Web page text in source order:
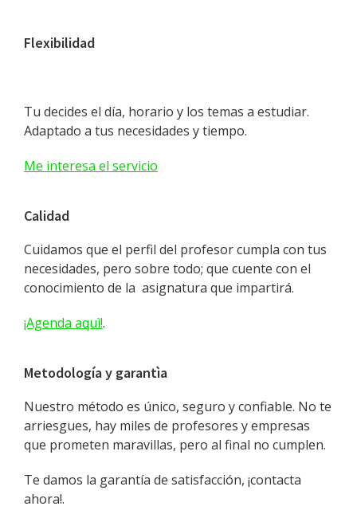
Flexibilidad
Tu decides el día, horario y los temas a estudiar.
Adaptado a tus necesidades y tiempo.
Me interesa el servicio
Calidad
Cuidamos que el perfil del profesor cumpla con tus
necesidades, pero sobre todo; que cuente con el
conocimiento de la asignatura que impartirá.
¡Agenda aquì!.
Metodología y garantìa
Nuestro método es único, seguro y confiable. No te
arriesgues, hay miles de profesores y empresas
que prometen maravillas, pero al final no cumplen.
Te damos la garantía de satisfacción, ¡contacta
ahora!.